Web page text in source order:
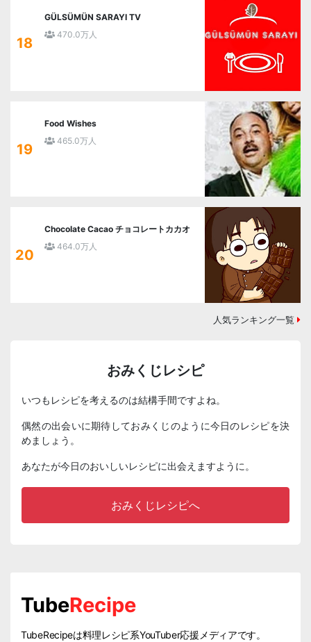
18
GÜLSÜMÜN SARAYI TV
470.0万人
19
Food Wishes
465.0万人
20
Chocolate Cacao チョコレートカカオ
464.0万人
人気ランキング一覧
おみくじレシピ
いつもレシピを考えるのは結構手間ですよね。
偶然の出会いに期待しておみくじのように今日のレシピを決
めましょう。
あなたが今日のおいしいレシピに出会えますように。
おみくじレシピへ
TubeRecipe
TubeRecipeは料理レシピ系YouTuber応援メディアです。